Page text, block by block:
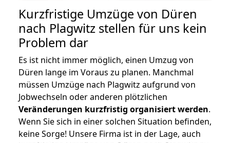
Kurzfristige Umzüge von Düren
nach Plagwitz stellen für uns kein
Problem dar
Es ist nicht immer möglich, einen Umzug von
Düren lange im Voraus zu planen. Manchmal
müssen Umzüge nach Plagwitz aufgrund von
Jobwechseln oder anderen plötzlichen
Veränderungen kurzfristig organisiert werden.
Wenn Sie sich in einer solchen Situation befinden,
keine Sorge! Unsere Firma ist in der Lage, auch